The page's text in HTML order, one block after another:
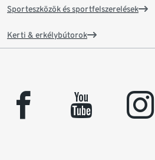
Sporteszközök és sportfelszerelések
Kerti & erkélybútorok
facebook youtube instagram